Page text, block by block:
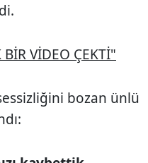
BİR VİDEO ÇEKTİ"
bozan ünlü